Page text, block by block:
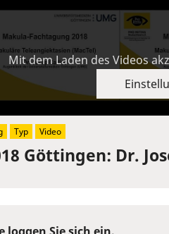
Göttingen: Dr.
Mit dem Laden des Videos
Typ Video